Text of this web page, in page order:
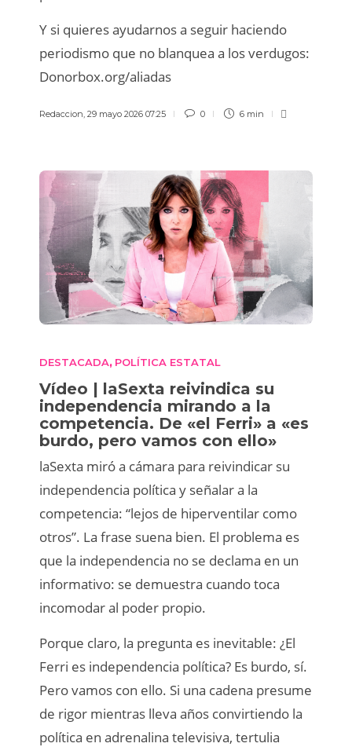
Y si quieres ayudarnos a seguir haciendo
periodismo que no blanquea a los verdugos:
Donorbox.org/aliadas
Redaccion 29 mayo 2026 07:25 0 6 min
DESTACADA, POLÍTICA ESTATAL
Vídeo | laSexta reivindica su
independencia mirando a la
competencia. De «el Ferri» a «es
burdo, pero vamos con ello»
laSexta miró a cámara para reivindicar su
independencia política y señalar a la
competencia: “lejos de hiperventilar como
otros”. La frase suena bien. El problema es
que la independencia no se declama en un
informativo: se demuestra cuando toca
incomodar al poder propio.
Porque claro, la pregunta es inevitable: ¿El
Ferri es independencia política? Es burdo, sí.
Pero vamos con ello. Si una cadena presume
de rigor mientras lleva años convirtiendo la
política en adrenalina televisiva, tertulia